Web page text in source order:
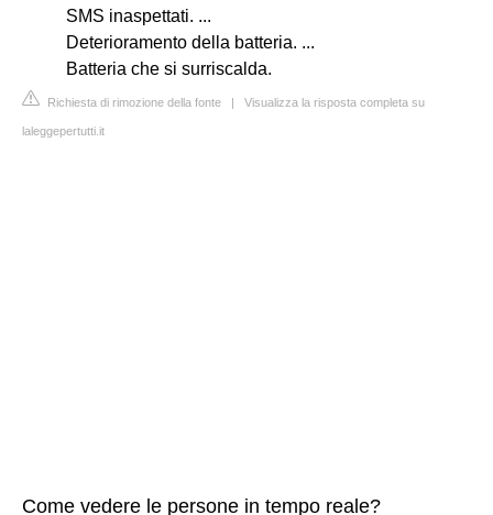
SMS inaspettati. ...
Deterioramento della batteria. ...
Batteria che si surriscalda.
Richiesta di rimozione della fonte | Visualizza la risposta completa su
laleggepertutti.it
Come vedere le persone in tempo reale?